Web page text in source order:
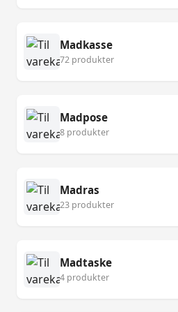
Madkasse
72 produkter
Madpose
8 produkter
Madras
23 produkter
Madtaske
4 produkter